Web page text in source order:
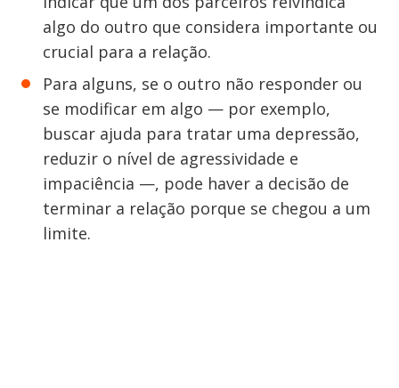
algo do outro que considera importante ou
crucial para a relação.
Para alguns, se o outro não responder ou
se modificar em algo — por exemplo,
buscar ajuda para tratar uma depressão,
reduzir o nível de agressividade e
impaciência —, pode haver a decisão de
terminar a relação porque se chegou a um
limite.